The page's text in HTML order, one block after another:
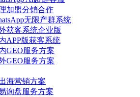
加盟分销合作
无限产群系统
获客系统企业版
APP版获客系统
GEO服务方案
GEO服务方案
海营销方案
询盘服务方案